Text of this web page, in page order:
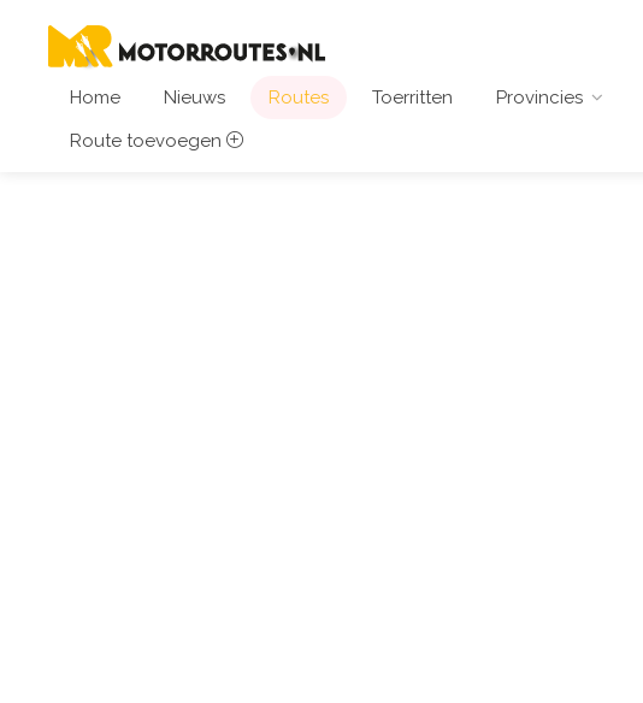
Home Nieuws Routes Toerritten Provincies
Route toevoegen